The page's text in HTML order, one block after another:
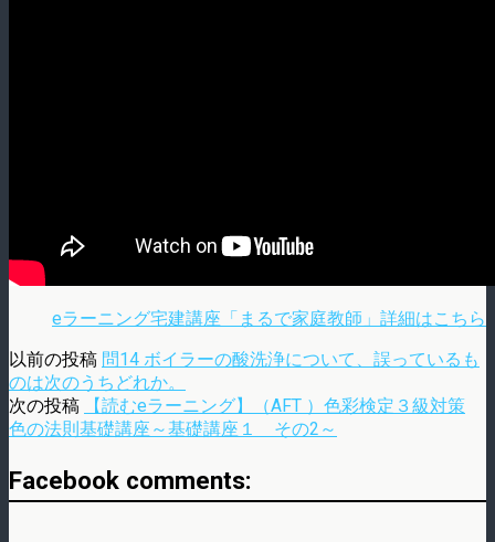
eラーニング宅建講座「まるで家庭教師」詳細はこちら
以前の投稿 問14 ボイラーの酸洗浄について、誤っているも
のは次のうちどれか。
次の投稿
【読むeラーニング】（AFT ）色彩検定３級対策
色の法則基礎講座～基礎講座１ その2～
Facebook comments: